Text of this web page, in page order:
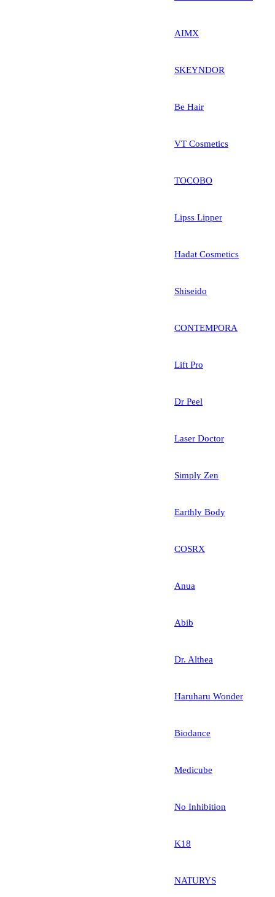
AIMX
SKEYNDOR
Be Hair
VT Cosmetics
TOCOBO
Lipss Lipper
Hadat Cosmetics
Shiseido
CONTEMPORA
Lift Pro
Dr Peel
Laser Doctor
Simply Zen
Earthly Body
COSRX
Anua
Abib
Dr. Althea
Haruharu Wonder
Biodance
Medicube
No Inhibition
K18
NATURYS